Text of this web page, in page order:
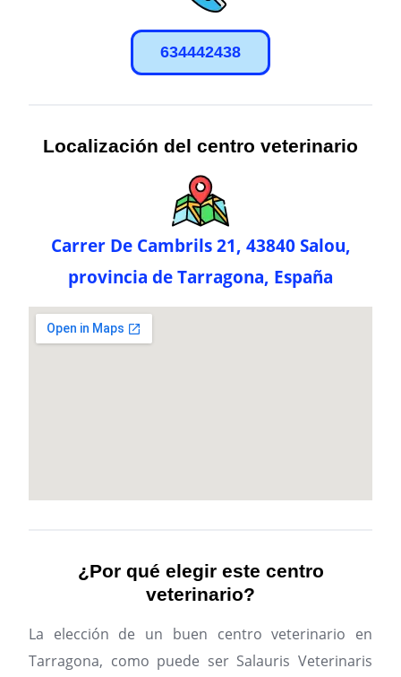
634442438
Localización del centro veterinario
Carrer De Cambrils 21, 43840 Salou,
provincia de Tarragona, España
¿Por qué elegir este centro
veterinario?
La elección de un buen centro veterinario en
Tarragona, como puede ser Salauris Veterinaris